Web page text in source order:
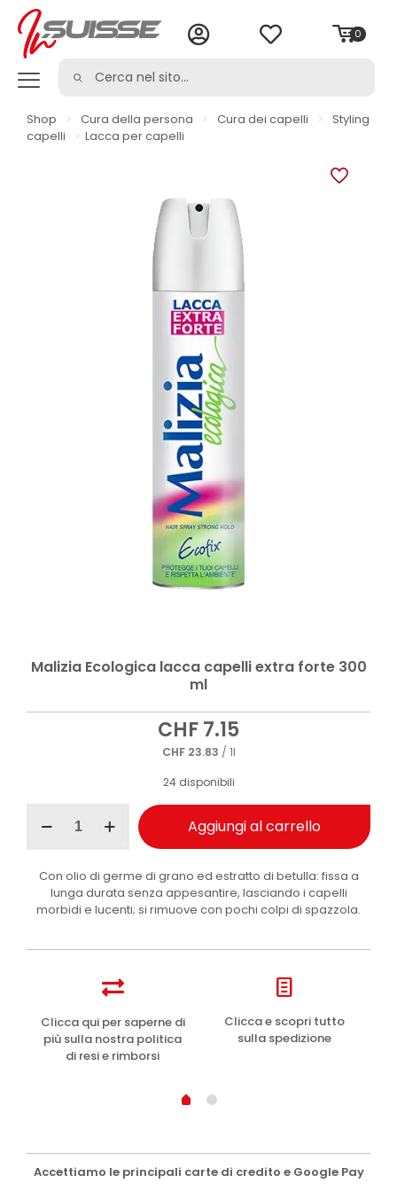
0
Shop > Cura della persona > Cura dei capelli >
Styling
capelli
> Lacca per capelli
Malizia Ecologica lacca capelli extra forte 300
ml
CHF7.15
CHF23.83 / 1l
24 disponibili
Ecologica
extra
forte
300
quantità
Aggiungi al carrello
Con olio di germe di grano ed estratto di betulla: fissa a
lunga durata senza appesantire, lasciando i capelli
morbidi e lucenti; si rimuove con pochi colpi di spazzola.
Clicca qui per saperne di
più sulla nostra politica
di resi e rimborsi
Clicca e scopri tutto
sulla spedizione
Accettiamo le principali carte di credito e Google Pay